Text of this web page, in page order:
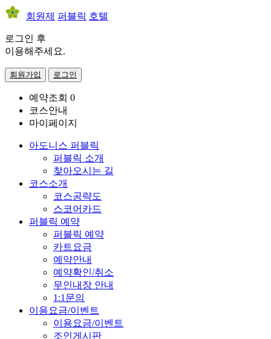
회원제 퍼블릭 호텔
로그인 후
이용해주세요.
회원가입 로그인
예약조회 0
코스안내
마이페이지
아도니스 퍼블릭
퍼블릭 소개
찾아오시는 길
코스소개
코스공략도
스코어카드
퍼블릭 예약
퍼블릭 예약
카트요금
예약안내
예약확인/취소
무인내장 안내
1:1문의
이용요금/이벤트
이용요금/이벤트
조인게시판